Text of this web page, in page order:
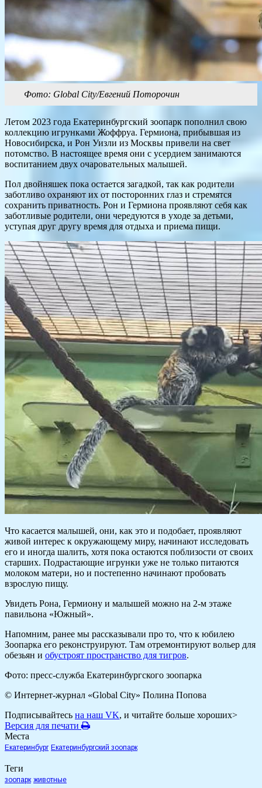
Фото: Global City/Евгений Поторочин
Летом 2023 года Екатеринбургский зоопарк пополнил свою
коллекцию игрунками Жоффруа. Гермиона, прибывшая из
Новосибирска, и Рон Уизли из Москвы привели на свет
потомство. В настоящее время они с усердием занимаются
воспитанием двух очаровательных малышей.
Пол двойняшек пока остается загадкой, так как родители
заботливо охраняют их от посторонних глаз и стремятся
сохранить приватность. Рон и Гермиона проявляют себя как
заботливые родители, они чередуются в уходе за детьми,
уступая друг другу время для отдыха и приема пищи.
Что касается малышей, они, как это и подобает, проявляют
живой интерес к окружающему миру, начинают исследовать
его и иногда шалить, хотя пока остаются поблизости от своих
старших. Подрастающие игрунки уже не только питаются
молоком матери, но и постепенно начинают пробовать
взрослую пищу.
Увидеть Рона, Гермиону и малышей можно на 2-м этаже
павильона «Южный».
Напомним, ранее мы рассказывали про то, что к юбилею
Зоопарка его реконструируют. Там отремонтируют вольер для
обезьян и обустроят пространство для тигров.
Фото: пресс-служба Екатеринбургского зоопарка
© Интернет-журнал «Global City» Полина Попова
Подписывайтесь на наш VK, и читайте больше хороших>
Версия для печати
Места
Екатеринбург Екатеринбургский зоопарк
Теги
зоопарк животные